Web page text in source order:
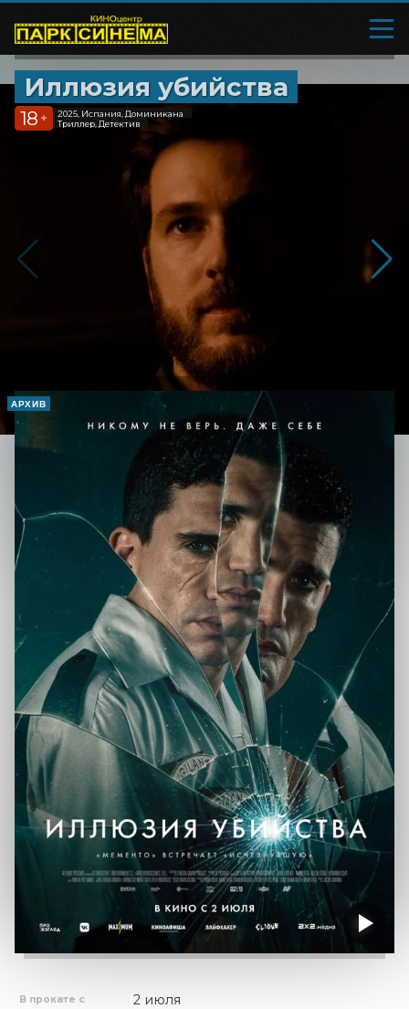
Иллюзия убийства
18 +
2025, Испания, Доминикана
Триллер, Детектив
АРХИВ
В прокате с 2 июля